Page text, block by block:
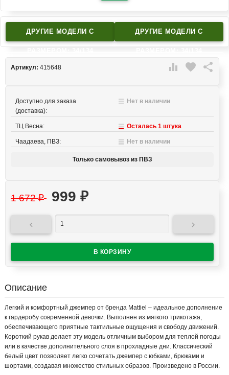
ДРУГИЕ МОДЕЛИ C ДРУГИЕ МОДЕЛИ C
 favorite 
Артикул: 415648
Доступно для заказа
(доставка):
Нет в наличии
ТЦ Весна: Осталась 1 штука
Чаадаева, ПВЗ: Нет в наличии
Только самовывоз из ПВЗ
1 672₽ 999 ₽
 
Описание
Легкий и комфортный джемпер от бренда Mattiel – идеальное дополнение
к гардеробу современной девочки. Выполнен из мягкого трикотажа,
обеспечивающего приятные тактильные ощущения и свободу движений.
Короткий рукав делает эту модель отличным выбором для теплой погоды
или в качестве дополнительного слоя в прохладные дни. Классический
белый цвет позволяет легко сочетать джемпер с юбками, брюками и
шортами, создавая множество стильных образов. Произведено в России.